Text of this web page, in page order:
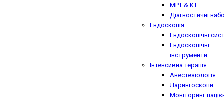
МРТ & КТ
Діагностичні
Ендоскопія
Ендоскопічні
Ендоскопічні
інструменти
Інтенсивна терапія
Анестезіологія
Ларингоскопи
Моніторинг